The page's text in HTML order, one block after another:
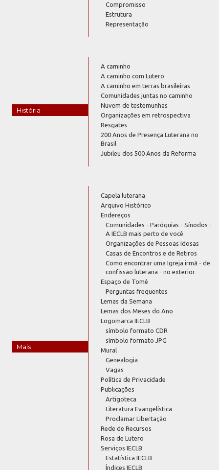
Compromisso
Estrutura
Representação
História
A caminho
A caminho com Lutero
A caminho em terras brasileiras
Comunidades juntas no caminho
Nuvem de testemunhas
Organizações em retrospectiva
Resgates
200 Anos de Presença Luterana no
Brasil
Jubileu dos 500 Anos da Reforma
Mais
Capela luterana
Arquivo Histórico
Endereços
Comunidades - Paróquias - Sínodos -
A IECLB mais perto de você
Organizações de Pessoas Idosas
Casas de Encontros e de Retiros
Como encontrar uma Igreja irmã - de
confissão luterana - no exterior
Espaço de Tomé
Perguntas frequentes
Lemas da Semana
Lemas dos Meses do Ano
Logomarca IECLB
símbolo formato CDR
símbolo formato JPG
Mural
Genealogia
Vagas
Política de Privacidade
Publicações
Artigoteca
Literatura Evangelística
Proclamar Libertação
Rede de Recursos
Rosa de Lutero
Serviços IECLB
Estatística IECLB
Índices IECLB